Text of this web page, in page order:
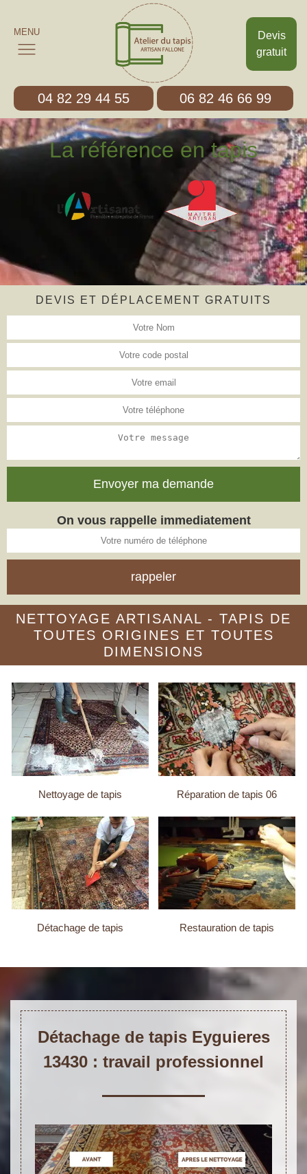
Devis
gratuit
MENU
04 82 29 44 55 06 82 46 66 99
La référence en tapis
DEVIS ET DÉPLACEMENT GRATUITS
On vous rappelle immediatement
NETTOYAGE ARTISANAL - TAPIS DE
TOUTES ORIGINES ET TOUTES
DIMENSIONS
Nettoyage de tapis Réparation de tapis 06
Détachage de tapis Restauration de tapis
Détachage de tapis Eyguieres
13430 : travail professionnel